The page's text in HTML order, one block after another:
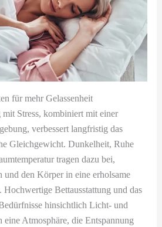
für mehr Gelassenheit
Stress, kombiniert mit einer
verbessert langfristig das
Gleichgewicht. Dunkelheit, Ruhe
tragen dazu bei,
und den Körper in eine erholsame
Hochwertige Bettausstattung und das
hinsichtlich Licht- und
eine Atmosphäre, die Entspannung